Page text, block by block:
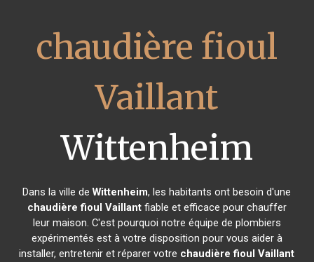
chaudière fioul
Vaillant
Wittenheim
Dans la ville deWittenheim, les habitants ont besoin d'une
chaudière fioul Vaillantfiable et efficace pour chauffer
leur maison. C'est pourquoi notre équipe de plombiers
expérimentés est à votre disposition pour vous aider à
installer, entretenir et réparer votre chaudière fioul Vaillant